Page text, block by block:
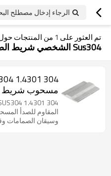
الرجاء إدخال مصطلح
تم العثور على 1 من المنتجات
Sus304 الشخصي شريط الصلب
مسحوب شريط
الخطي
المقاوم للصدأ
وسيقان الصمامات